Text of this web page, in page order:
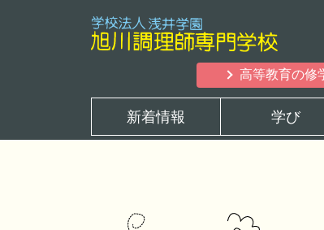
高等教育の修
新着情報 学び